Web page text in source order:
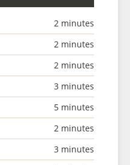
2 minutes
2 minutes
2 minutes
3 minutes
5 minutes
2 minutes
3 minutes